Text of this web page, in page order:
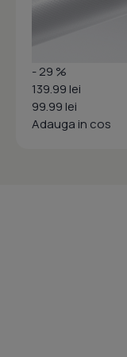
- 29 %
139.99 lei
99.99 lei
Adauga in cos